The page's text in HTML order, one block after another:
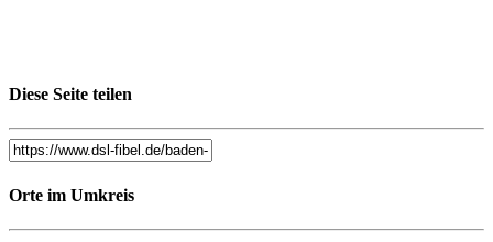
Diese Seite teilen
Orte im Umkreis